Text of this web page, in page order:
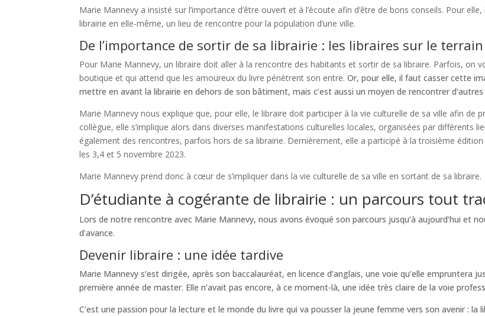
Marie Mannevy a insisté sur l’importance d’être ouvert et à l’écoute afin d’être de bons conseils. Pour
librairie en elle-même, un lieu de rencontre pour la population d’une ville.
De l’importance de sortir de sa librairie : les libraires sur le terrain
Pour Marie Mannevy, un libraire doit aller à la rencontre des habitants et sortir de sa libraire. Parfois, on
boutique et qui attend que les amoureux du livre pénètrent son entre.Or, pour elle, il faut casser cette
mettre en avant la librairie en dehors de son bâtiment, mais c’est aussi un moyen de rencontrer
Marie Mannevy nous explique que, pour elle, le libraire doit participer à la vie culturelle de sa ville afin de
collègue, elle s’implique alors dans diverses manifestations culturelles locales, organisées par différents
également des rencontres, parfois hors de sa librairie. Dernièrement, elle a participé à la troisième
les 3,4 et 5 novembre 2023.
Marie Mannevy prend donc à cœur de s’impliquer dans la vie culturelle de sa ville en sortant de sa libraire.
D’étudiante à cogérante de librairie : un parcours tout
Lors de notre rencontre avec Marie Mannevy, nous avons évoqué son parcours jusqu’à aujourd’hui et
d’avance.
Devenir libraire : une idée tardive
Marie Mannevy s’est dirigée, après son baccalauréat, en licence d’anglais, une voie qu’elle empruntera
première année de master. Elle n’avait pas encore, à ce moment-là, une idée très claire de la voie
C’est une passion pour la lecture et le monde du livre qui va pousser la jeune femme vers son avenir : la